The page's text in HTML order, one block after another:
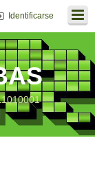
Identificarse